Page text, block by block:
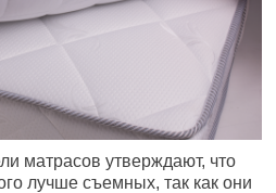
матрасов утверждают, что
лучше съемных, так как они